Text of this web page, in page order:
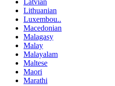
Latvian
Lithuanian
Luxembou..
Macedonian
Malagasy
Malay
Malayalam
Maltese
Maori
Marathi